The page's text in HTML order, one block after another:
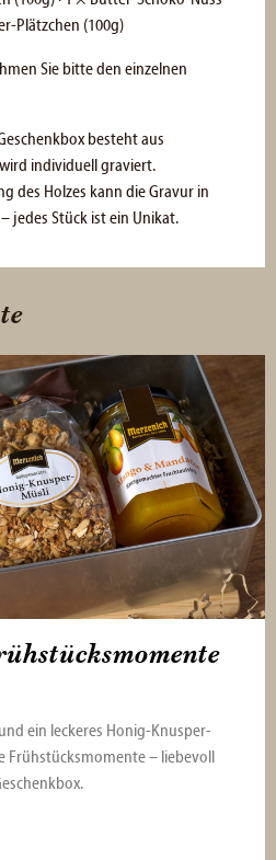
Plätzchen (100g)
Sie bitte den einzelnen
besteht aus
individuell graviert.
des Holzes kann die Gravur in
jedes Stück ist ein Unikat.
ein leckeres Honig-Knusper-
Frühstücksmomente – liebevoll